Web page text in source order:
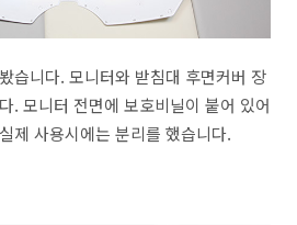
습니다. 모니터와 받침대 후면커버 장
. 모니터 전면에 보호비닐이 붙어 있어
제 사용시에는 분리를 했습니다.